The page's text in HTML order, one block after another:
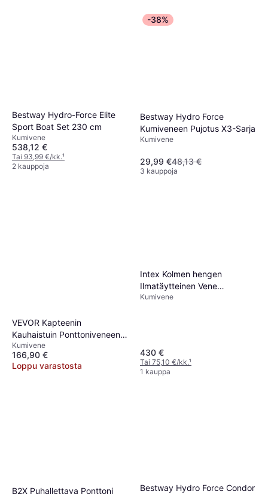
Bestway Hydro-Force Elite
Sport Boat Set 230 cm
Kumivene
538,12 €
Tai 93,99 €/kk.¹
2 kauppoja
-38%
Bestway Hydro Force
Kumiveneen Pujotus X3-Sarja
Kumivene
29,99 €48,13 €
3 kauppoja
VEVOR Kapteenin
Kauhaistuin Ponttoniveneen
1-osainen
Kumivene
166,90 €
Loppu varastosta
Intex Kolmen hengen
Ilmatäytteinen Vene
Challenger 3
Kumivene
430 €
Tai 75,10 €/kk.¹
1 kauppa
B2X Puhallettava Ponttoni Bestway Hydro Force Condor